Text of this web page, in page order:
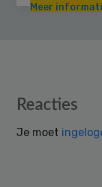
Meer
Reader
Reacties
Je moet